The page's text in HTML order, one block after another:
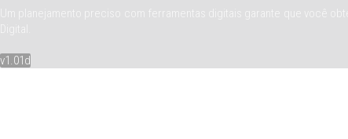
Um planejamento preciso com ferramentas digitais garante que você
Digital.
v1.01d